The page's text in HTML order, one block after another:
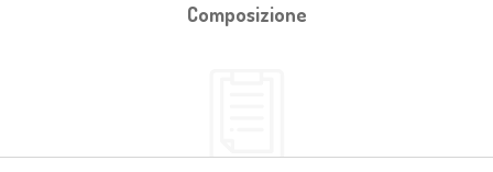
Composizione